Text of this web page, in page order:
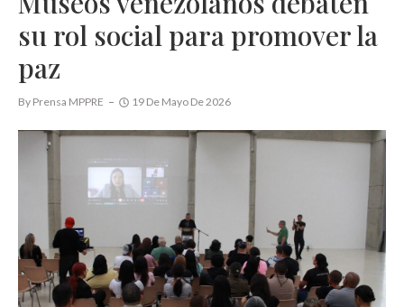
su rol social para promover la
paz
By Prensa MPPRE 19 De Mayo De 2026